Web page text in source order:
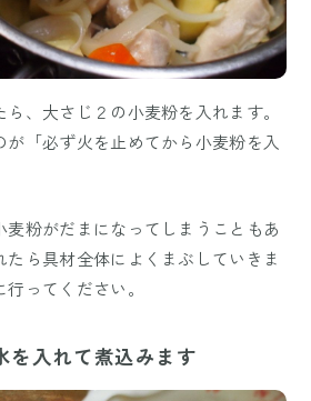
、大さじ２の小麦粉を入れます。
が「必ず火を止めてから小麦粉を入
麦粉がだまになってしまうこともあ
たら具材全体によくまぶしていきま
ってください。
を入れて煮込みます